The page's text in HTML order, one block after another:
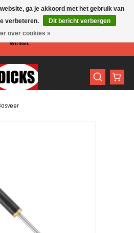
is er minder personeel aanwezig in de
winkel.
ga je akkoord met het gebruik van
verbeteren.
Dit bericht verbergen
over cookies »